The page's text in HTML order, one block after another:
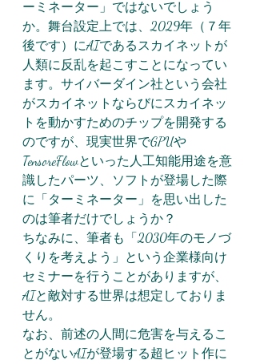
ーミネーター」ではないでしょう
か。舞台設定上では、2029年（７年
後です）にAIであるスカイネットが
人類に反乱を起こすことになってい
ます。サイバーダイン社という会社
がスカイネットならびにスカイネッ
トを動かすためのチップを開発する
のですが、現実世界でGPUや
TensoreFlowといった人工知能用途を意
識したパーツ、ソフトが登場した際
に「ターミネーター」を思い出した
のは筆者だけでしょうか？
ちなみに、筆者も「2030年のモノづ
くりを考えよう」という企業様向け
セミナーを行うことがありますが、
AIと敵対する世界は想定しておりま
せん。
なお、前述の人間に危害を与えるこ
とがないAIが登場する超ヒット作に